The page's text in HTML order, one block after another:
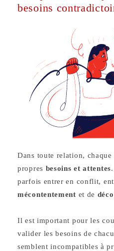
besoins
Dans toute relation, chaque
propres besoins et attentes
parfois entrer en conflit,
mécontentement et de
Il est important pour les
valider les besoins de
semblent incompatibles à